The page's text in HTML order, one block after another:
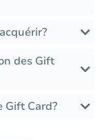
des Gift
Gift Card?